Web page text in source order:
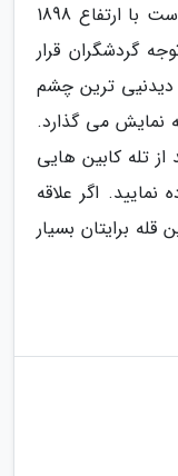
استنسرورن (Stanserhorn) نام کوهی است با ارتفاع 1898
گردشگران قرار
دیدنیی ترین چشم
نمایش می گذارد.
از تله کابین هایی
نمایید. اگر علاقه
برایتان بسیار